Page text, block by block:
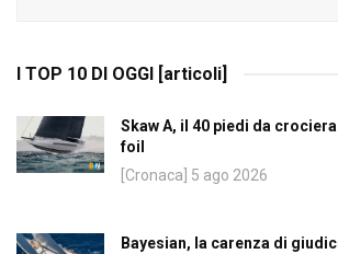
I TOP 10 DI OGGI [articoli]
Skaw A, il 40 piedi da
foil
[Cronaca] 5 ago 2026
Bayesian, la carenza di